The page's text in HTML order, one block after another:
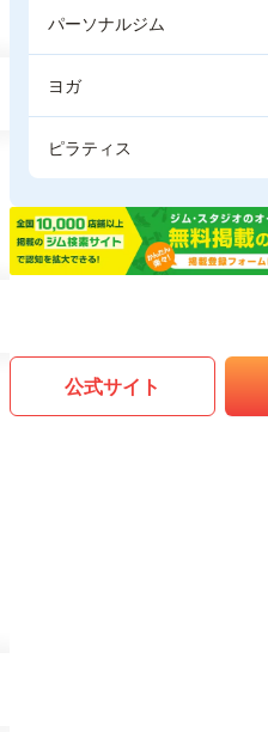
パーソナルジム
ヨガ
ピラティス
公式サイト